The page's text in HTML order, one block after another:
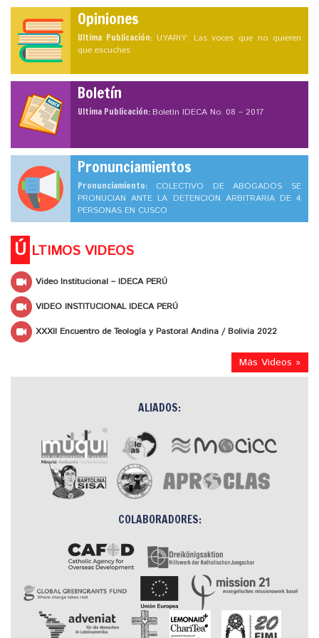
Opiniones
Ultima Publicación: UYARIY: Las voces que no quieren
que escuches
Boletín
Ultima Publicación:Boletín IDECA No. 08 – 2017
Pronunciamientos
Pronunciamiento: COLECTIVO DE ABOGADOS SE
PRONUCIAN ANTE LA DETENCION ARBITRARIA DE 4
PERSONAS EN CUSCO
Ú LTIMOS VIDEOS
Video Institucional – IDECA PERÚ
VIDEO INSTITUCIONAL IDECA PERÚ
XXXII Encuentro de Teología y Pastoral Andina / Bolivia 2022
Más Videos »
ALIADOS:
COLABORADORES: